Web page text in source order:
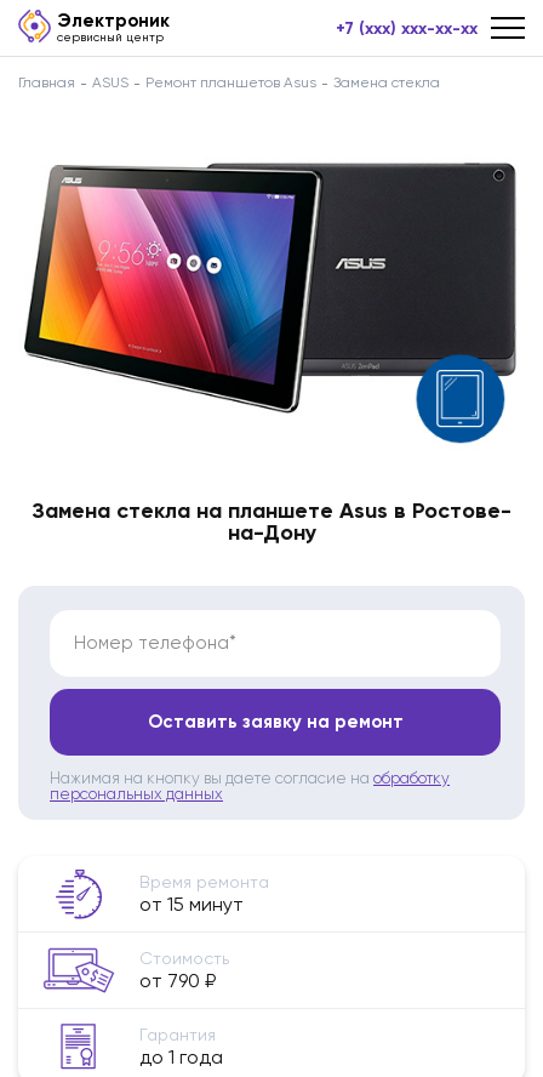
Электроник
сервисный центр +7 (xxx) xxx-xx-xx
Главная ASUS Ремонт планшетов Asus Замена стекла
Замена стекла на планшете Asus в Ростове-
на-Дону
Номер телефона*
Оставить заявку на ремонт
Нажимая на кнопку вы даете согласие на обработку
персональных данных
Время ремонта
от 15 минут
Стоимость
от 790 ₽
Гарантия
до 1 года